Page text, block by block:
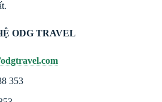
ODG TRAVEL
353